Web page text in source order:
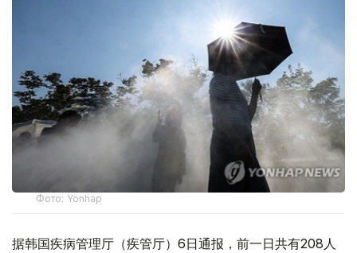
Фото: Yonhap
据韩国疾病管理厅（疾管厅）6日通报，前一日共有208人